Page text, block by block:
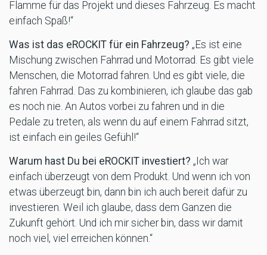
Flamme für das Projekt und dieses Fahrzeug. Es macht
einfach Spaß!“
Was ist das eROCKIT für ein Fahrzeug? „Es ist eine
Mischung zwischen Fahrrad und Motorrad. Es gibt viele
Menschen, die Motorrad fahren. Und es gibt viele, die
fahren Fahrrad. Das zu kombinieren, ich glaube das gab
es noch nie. An Autos vorbei zu fahren und in die
Pedale zu treten, als wenn du auf einem Fahrrad sitzt,
ist einfach ein geiles Gefühl!“
Warum hast Du bei eROCKIT investiert? „Ich war
einfach überzeugt von dem Produkt. Und wenn ich von
etwas überzeugt bin, dann bin ich auch bereit dafür zu
investieren. Weil ich glaube, dass dem Ganzen die
Zukunft gehört. Und ich mir sicher bin, dass wir damit
noch viel, viel erreichen können.“